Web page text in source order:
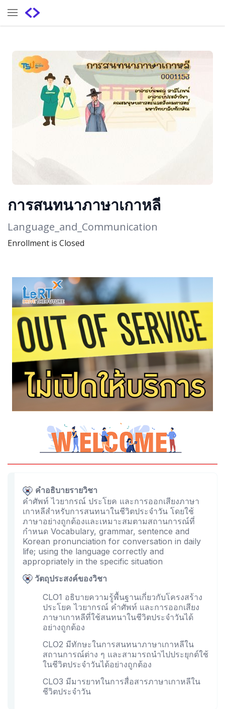
การสนทนาภาษาเกาหลี
Language_and_Communication
Enrollment is Closed
คำอธิบายรายวิชา
คำศัพท์ ไวยากรณ์ ประโยค และการออกเสียงภาษา
เกาหลีสำหรับการสนทนาในชีวิตประจำวัน โดยใช้
ภาษาอย่างถูกต้องและเหมาะสมตามสถานการณ์ที่
กำหนด Vocabulary, grammar, sentence and
Korean pronunciation for conversation in daily
life; using the language correctly and
appropriately in the specific situation
วัตถุประสงค์ของวิชา
CLO1 อธิบายความรู้พื้นฐานเกี่ยวกับโครงสร้าง
ประโยค ไวยากรณ์ คำศัพท์ และการออกเสียง
ภาษาเกาหลีที่ใช้สนทนาในชีวิตประจำวันได้
อย่างถูกต้อง
CLO2 มีทักษะในการสนทนาภาษาเกาหลีใน
สถานการณ์ต่าง ๆ และสามารถนำไปประยุกต์ใช้
ในชีวิตประจำวันได้อย่างถูกต้อง
CLO3 มีมารยาทในการสื่อสารภาษาเกาหลีใน
ชีวิตประจำวัน